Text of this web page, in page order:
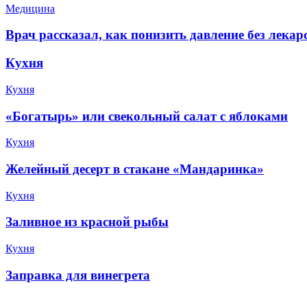
Медицина
Врач рассказал, как понизить давление без
Кухня
Кухня
«Богатырь» или свекольный салат с яблоками
Кухня
Желейный десерт в стакане «‎Мандаринка»
Кухня
Заливное из красной рыбы
Кухня
Заправка для винегрета